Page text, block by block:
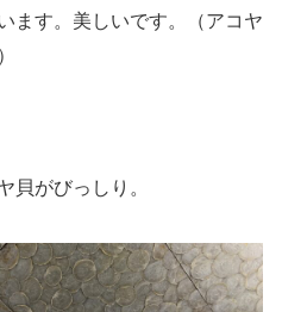
ます。美しいです。（アコヤ
貝がびっしり。